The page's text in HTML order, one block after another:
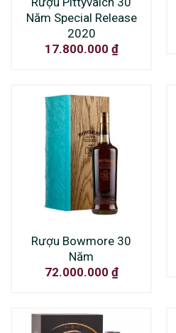
Năm Special Release
2020
17.800.000 ₫
Rượu Bowmore 30
Năm
72.000.000 ₫